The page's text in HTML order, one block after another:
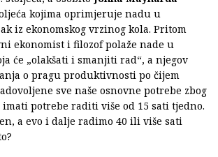
kojima oprimjeruje nadu u
iz ekonomskog vrzinog kola. Pritom
ekonomist i filozof polaže nade u
će „olakšati i smanjiti rad“, a njegov
o pragu produktivnosti po čijem
sve naše osnovne potrebe zbog
imati potrebe raditi više od 15 sati tjedno.
a evo i dalje radimo 40 ili više sati